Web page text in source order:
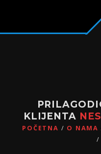
KLIJENTA
POČETNA O NAMA